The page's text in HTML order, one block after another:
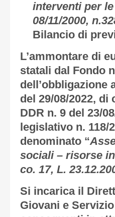
interventi per
08/11/2000,
Bilancio di
L’ammontare di
statali dal Fondo
dell’obbligazione
del 29/08/2022,
DDR n. 9 del 23/
legislativo n.
denominato “
sociali – risorse
co. 17, L.
Si incarica il
Giovani e